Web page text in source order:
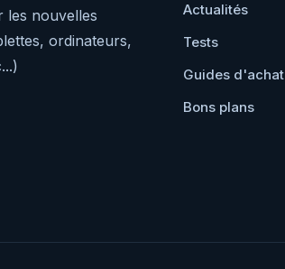
les nouvelles
ordinateurs,
Actualités
Tests
Guides d'achat
Bons plans